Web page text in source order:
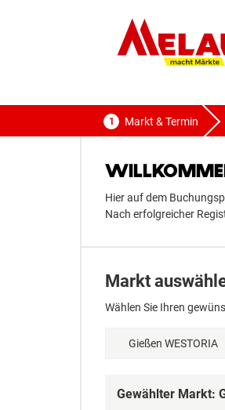
Markt & Termin
Hier auf dem
Nach erfolgreicher
Markt
Wählen Sie Ihren
Gewählter Markt: